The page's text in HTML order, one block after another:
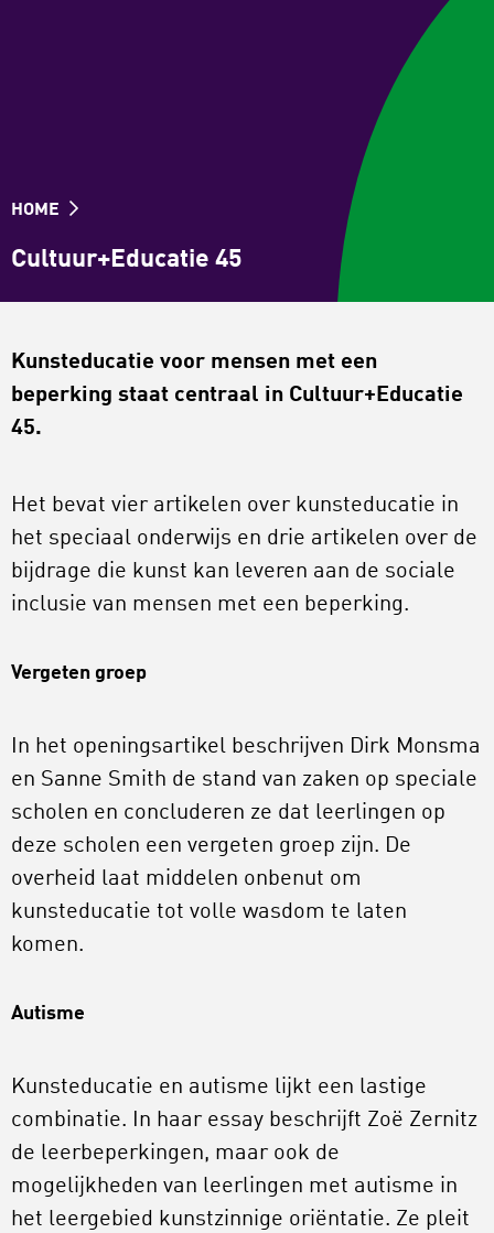
HOME
Cultuur+Educatie 45
Kunsteducatie voor mensen met een
beperking staat centraal in Cultuur+Educatie
45.
Het bevat vier artikelen over kunsteducatie in
het speciaal onderwijs en drie artikelen over de
bijdrage die kunst kan leveren aan de sociale
inclusie van mensen met een beperking.
Vergeten groep
In het openingsartikel beschrijven Dirk Monsma
en Sanne Smith de stand van zaken op speciale
scholen en concluderen ze dat leerlingen op
deze scholen een vergeten groep zijn. De
overheid laat middelen onbenut om
kunsteducatie tot volle wasdom te laten
komen.
Autisme
Kunsteducatie en autisme lijkt een lastige
combinatie. In haar essay beschrijft Zoë Zernitz
de leerbeperkingen, maar ook de
mogelijkheden van leerlingen met autisme in
het leergebied kunstzinnige oriëntatie. Ze pleit